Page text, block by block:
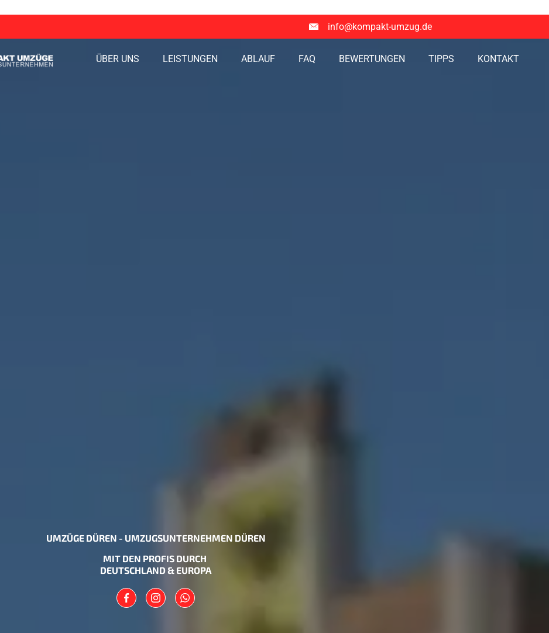
info@kompakt-umzug.de
ÜBER UNS LEISTUNGEN ABLAUF FAQ BEWERTUNGEN TIPPS KONTAKT
UMZÜGE DÜREN - UMZUGSUNTERNEHMEN DÜREN
MIT DEN PROFIS DURCH
DEUTSCHLAND & EUROPA